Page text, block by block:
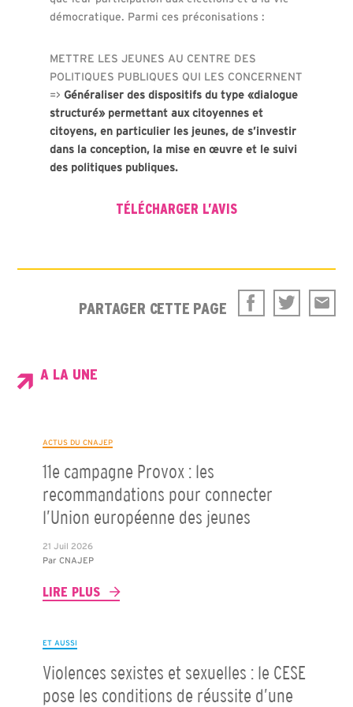
démocratique. Parmi ces préconisations :
METTRE LES JEUNES AU CENTRE DES
POLITIQUES PUBLIQUES QUI LES CONCERNENT
=> Généraliser des dispositifs du type «dialogue
structuré» permettant aux citoyennes et
citoyens, en particulier les jeunes, de s’investir
dans la conception, la mise en œuvre et le suivi
des politiques publiques.
TÉLÉCHARGER L’AVIS
PARTAGER CETTE PAGE
A LA UNE
ACTUS DU CNAJEP
11e campagne Provox : les
recommandations pour connecter
l’Union européenne des jeunes
21 Juil 2026
Par CNAJEP
LIRE PLUS
ET AUSSI
Violences sexistes et sexuelles : le CESE
pose les conditions de réussite d’une